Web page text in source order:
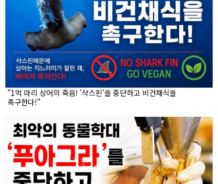
"1억 마리 상어의 죽음! '샥스핀'을 중단하고 비건채식을
촉구한다!"